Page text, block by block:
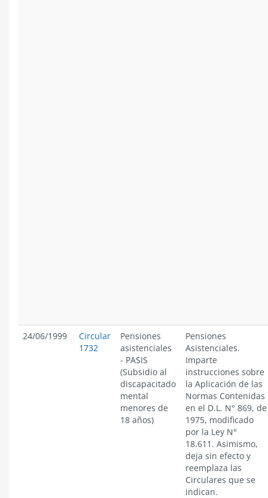
24/06/1999
Circular
1732
Pensiones
asistenciales
- PASIS
(Subsidio al
discapacitado
mental
menores de
18 años)
Pensiones
Asistenciales.
Imparte
instrucciones sobre
la Aplicación de las
Normas Contenidas
en el D.L. N° 869, de
1975, modificado
por la Ley N°
18.611. Asimismo,
deja sin efecto y
reemplaza las
Circulares que se
indican.